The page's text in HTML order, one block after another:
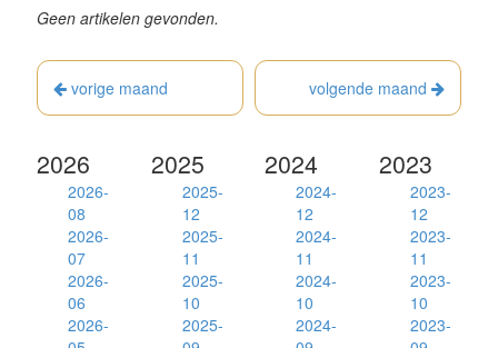
Geen artikelen gevonden.
vorige maand volgende maand
2026
2026-
08
2026-
07
2026-
06
2026-
2025
2025-
12
2025-
11
2025-
10
2025-
2024
2024-
12
2024-
11
2024-
10
2024-
2023
2023-
12
2023-
11
2023-
10
2023-